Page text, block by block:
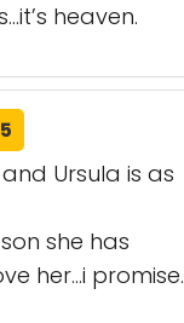
heaven.
Ursula is as
she has
her...i promise.